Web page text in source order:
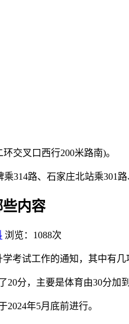
交叉口西行200米路南)。
314路、石家庄北站乘301
些内容
浏览：1088次
考试工作的通知，其中有
分，主要是体育由30分加
年5月底前进行。